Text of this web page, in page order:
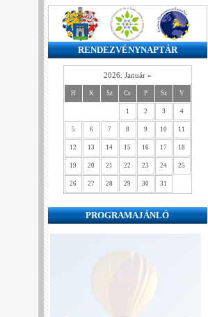
RENDEZVÉNYNAPTÁR
2026. Január »
H K Sz Cs P Sz V
1 2 3 4
5 6 7 8 9 10 11
12 13 14 15 16 17 18
19 20 21 22 23 24 25
26 27 28 29 30 31
PROGRAMAJÁNLÓ